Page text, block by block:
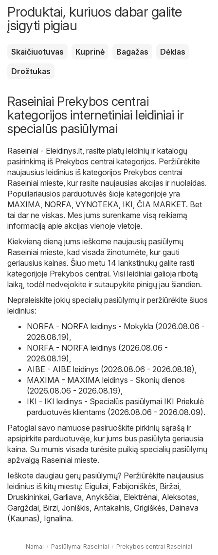
Produktai, kuriuos dabar galite
įsigyti pigiau
Skaičiuotuvas Kuprinė Bagažas
Dėklas
Drožtukas
Raseiniai Prekybos centrai
kategorijos internetiniai leidiniai ir
specialūs pasiūlymai
Raseiniai - Eleidinys.lt , rasite platų leidinių ir katalogų
pasirinkimą iš Prekybos centrai kategorijos. Peržiūrėkite
naujausius leidinius iš kategorijos Prekybos centrai
Raseiniai mieste, kur rasite naujausias akcijas ir nuolaidas.
Populiariausios parduotuvės šioje kategorijoje yra
MAXIMA NORFA VYNOTEKA IKI ČIA MARKET. Bet
tai dar ne viskas. Mes jums surenkame visą reikiamą
informaciją apie akcijas vienoje vietoje.
Kiekvieną dieną jums ieškome naujausių pasiūlymų
Raseiniai mieste, kad visada žinotumėte, kur gauti
geriausius kainas. Šiuo metu 14 lankstinukų galite rasti
kategorijoje Prekybos centrai. Visi leidiniai galioja ribotą
laiką, todėl nedvejokite ir sutaupykite pinigų jau šiandien.
Nepraleiskite jokių specialių pasiūlymų ir peržiūrėkite šiuos
leidinius:
NORFA - NORFA leidinys - Mokykla (2026.08.06 -
2026.08.19)
NORFA - NORFA leidinys (2026.08.06 -
2026.08.19)
AIBE - AIBE leidinys (2026.08.06 - 2026.08.18)
MAXIMA - MAXIMA leidinys - Skonių dienos
(2026.08.06 - 2026.08.19)
IKI - IKI leidinys - Specialūs pasiūlymai IKI Priekulė
parduotuvės klientams (2026.08.06 - 2026.08.09).
Patogiai savo namuose pasiruoškite pirkinių sąrašą ir
apsipirkite parduotuvėje, kur jums bus pasiūlyta geriausia
kaina. Su mumis visada turėsite puikią specialių pasiūlymų
apžvalgą Raseiniai mieste.
Ieškote daugiau gerų pasiūlymų? Peržiūrėkite naujausius
leidinius iš kitų miestų: Eiguliai Fabijoniškės Biržai
Druskininkai Garliava Anykščiai Elektrėnai Aleksotas
Gargždai Birzi Joniškis Antakalnis Grigiškės Dainava
(Kaunas) Ignalina.
Namai Pasiūlymai Raseiniai Prekybos centrai Raseiniai